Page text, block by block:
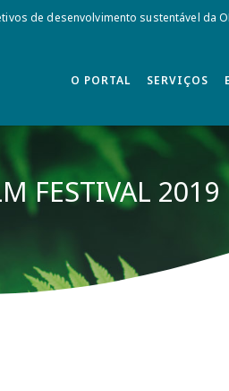
de desenvolvimento sustentável da
O PORTAL SERVIÇOS
FESTIVAL 2019